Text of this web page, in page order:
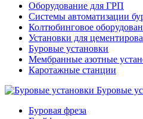
Оборудование для ГРП
Системы автоматизации
Колтюбинговое
Установки для
Буровые установки
Мембранные азотные
Каротажные станции
Буровые
Буровая фреза